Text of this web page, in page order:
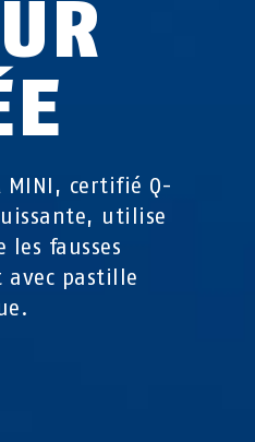
MINI, certifié Q-
utilise
fausses
avec pastille